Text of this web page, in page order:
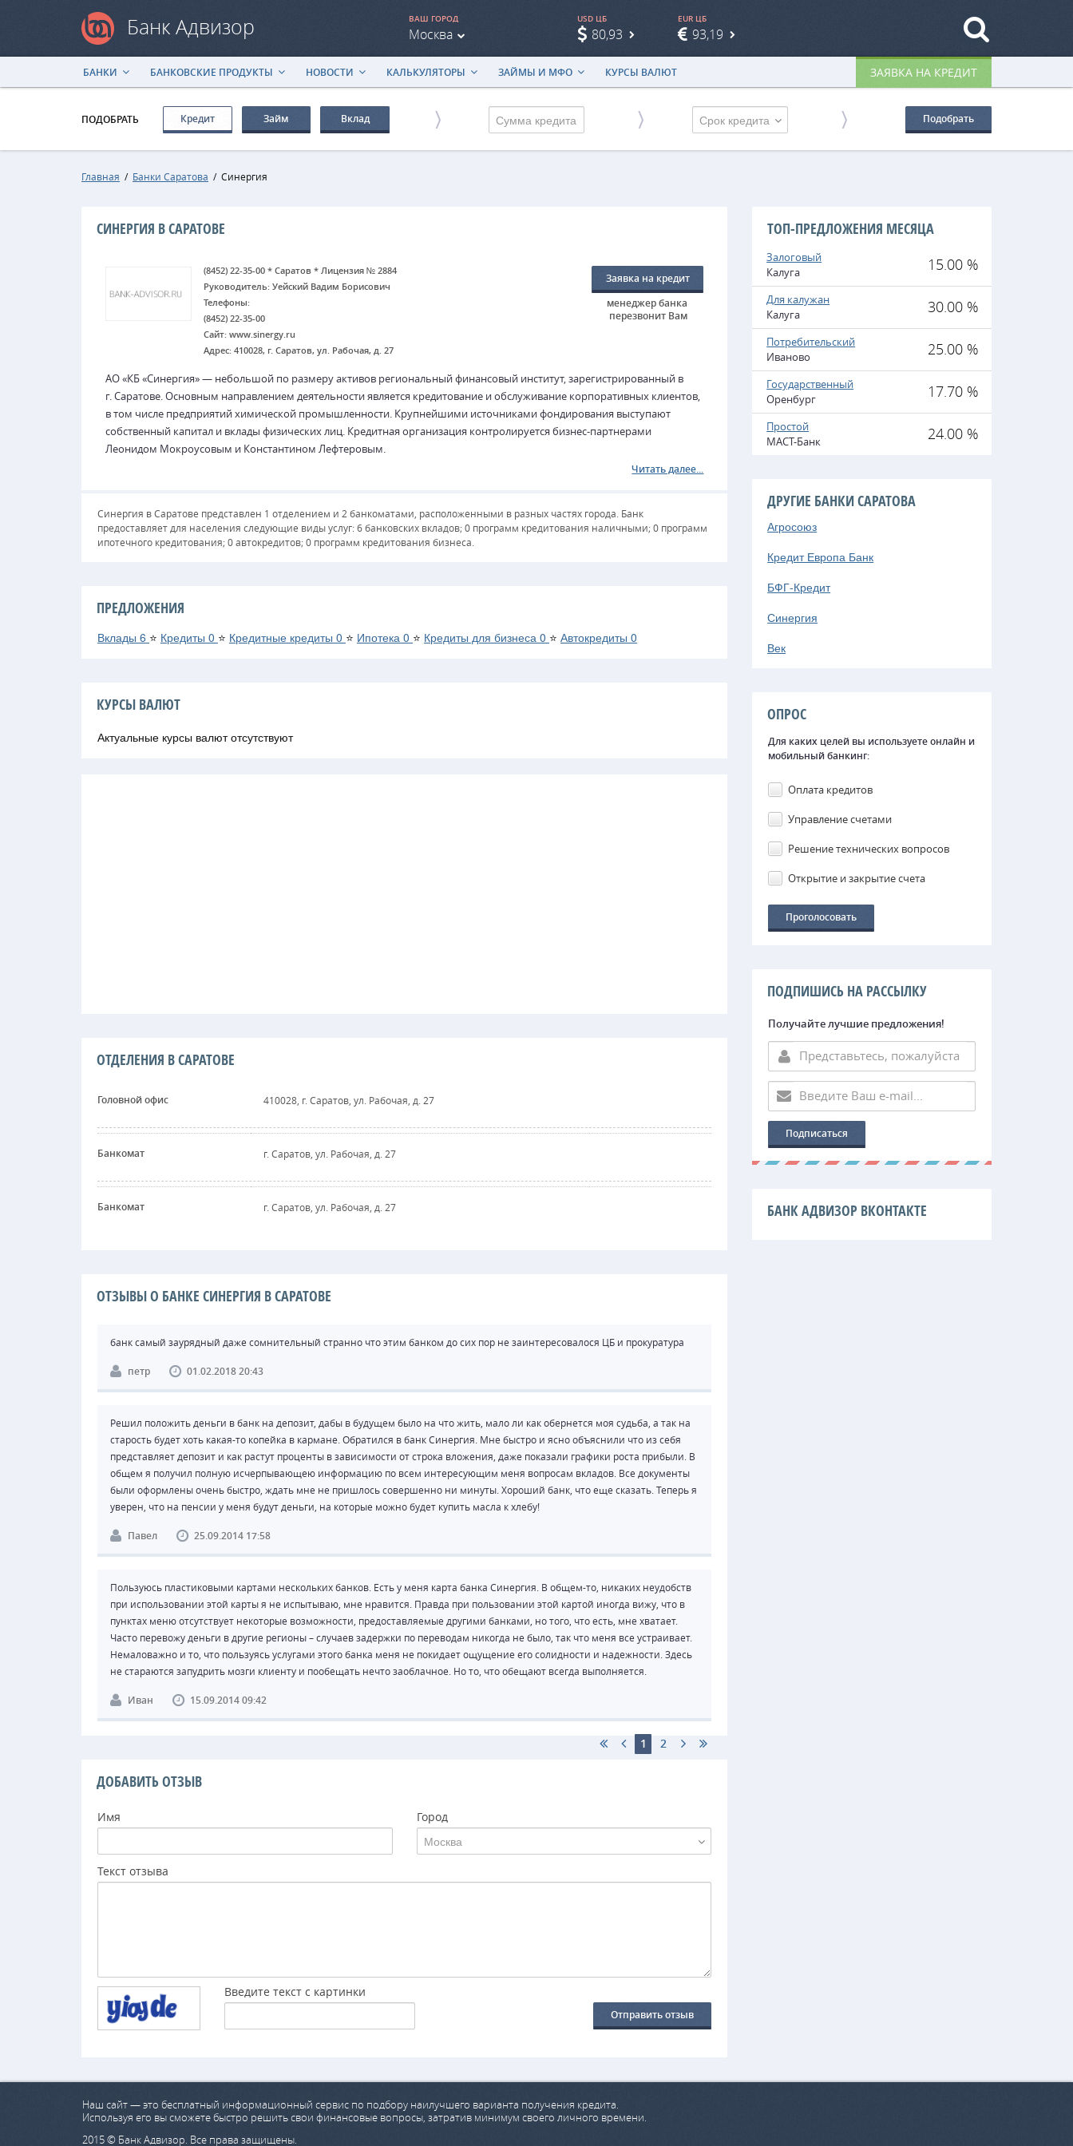
Банк Адвизор
ЗАЯВКА НА КРЕДИТ
БАНКИ БАНКОВСКИЕ ПРОДУКТЫ НОВОСТИ КАЛЬКУЛЯТОРЫ ЗАЙМЫ И МФО КУРСЫ ВАЛЮТ
ВАШ ГОРОД
Москва
USD ЦБ
80,93
EUR ЦБ
93,19
ПОДОБРАТЬ Кредит Займ Вклад Срок кредита Подобрать
Главная / Банки Саратова / Синергия
СИНЕРГИЯ В САРАТОВЕ
(8452) 22-35-00 * Саратов * Лицензия № 2884
Руководитель: Уейский Вадим Борисович
Телефоны:
(8452) 22-35-00
Сайт: www.sinergy.ru
Адрес: 410028, г. Саратов, ул. Рабочая, д. 27
Заявка на кредит
менеджер банка
перезвонит Вам
АО «КБ «Синергия» — небольшой по размеру активов региональный финансовый институт, зарегистрированный в
г. Саратове. Основным направлением деятельности является кредитование и обслуживание корпоративных клиентов,
в том числе предприятий химической промышленности. Крупнейшими источниками фондирования выступают
собственный капитал и вклады физических лиц. Кредитная организация контролируется бизнес-партнерами
Леонидом Мокроусовым и Константином Лефтеровым.
Читать далее...
Синергия в Саратове представлен 1 отделением и 2 банкоматами, расположенными в разных частях города. Банк
предоставляет для населения следующие виды услуг: 6 банковских вкладов; 0 программ кредитования наличными; 0 программ
ипотечного кредитования; 0 автокредитов; 0 программ кредитования бизнеса.
ПРЕДЛОЖЕНИЯ
Вклады 6 ⭐ Кредиты 0 ⭐ Кредитные кредиты 0 ⭐ Ипотека 0 ⭐ Кредиты для бизнеса 0 ⭐ Автокредиты 0
КУРСЫ ВАЛЮТ
Актуальные курсы валют отсутствуют
ОТДЕЛЕНИЯ В САРАТОВЕ
Головной офис 410028, г. Саратов, ул. Рабочая, д. 27
Банкомат г. Саратов, ул. Рабочая, д. 27
Банкомат г. Саратов, ул. Рабочая, д. 27
ОТЗЫВЫ О БАНКЕ СИНЕРГИЯ В САРАТОВЕ
банк самый заурядный даже сомнительный странно что этим банком до сих пор не заинтересовалося ЦБ и прокуратура
петр 01.02.2018 20:43
Решил положить деньги в банк на депозит, дабы в будущем было на что жить, мало ли как обернется моя судьба, а так на
старость будет хоть какая-то копейка в кармане. Обратился в банк Синергия. Мне быстро и ясно объяснили что из себя
представляет депозит и как растут проценты в зависимости от строка вложения, даже показали графики роста прибыли. В
общем я получил полную исчерпывающею информацию по всем интересующим меня вопросам вкладов. Все документы
были оформлены очень быстро, ждать мне не пришлось совершенно ни минуты. Хороший банк, что еще сказать. Теперь я
уверен, что на пенсии у меня будут деньги, на которые можно будет купить масла к хлебу!
Павел 25.09.2014 17:58
Пользуюсь пластиковыми картами нескольких банков. Есть у меня карта банка Синергия. В общем-то, никаких неудобств
при использовании этой карты я не испытываю, мне нравится. Правда при пользовании этой картой иногда вижу, что в
пунктах меню отсутствует некоторые возможности, предоставляемые другими банками, но того, что есть, мне хватает.
Часто перевожу деньги в другие регионы – случаев задержки по переводам никогда не было, так что меня все устраивает.
Немаловажно и то, что пользуясь услугами этого банка меня не покидает ощущение его солидности и надежности. Здесь
не стараются запудрить мозги клиенту и пообещать нечто заоблачное. Но то, что обещают всегда выполняется.
Иван 15.09.2014 09:42
1 2
ДОБАВИТЬ ОТЗЫВ
Имя Город
Москва
Текст отзыва
Введите текст с картинки
Отправить отзыв
ТОП-ПРЕДЛОЖЕНИЯ МЕСЯЦА
Залоговый
Калуга
15.00 %
Для калужан
Калуга
30.00 %
Потребительский
Иваново
25.00 %
Государственный
Оренбург
17.70 %
Простой
МАСТ-Банк
24.00 %
ДРУГИЕ БАНКИ САРАТОВА
Агросоюз
Кредит Европа Банк
БФГ-Кредит
Синергия
Век
ОПРОС
Для каких целей вы используете онлайн и
мобильный банкинг:
Оплата кредитов
Управление счетами
Решение технических вопросов
Открытие и закрытие счета
ПОДПИШИСЬ НА РАССЫЛКУ
Получайте лучшие предложения!
БАНК АДВИЗОР ВКОНТАКТЕ
Наш сайт — это бесплатный информационный сервис по подбору наилучшего варианта получения кредита.
Используя его вы сможете быстро решить свои финансовые вопросы, затратив минимум своего личного времени.
2015 © Банк Адвизор. Все права защищены.